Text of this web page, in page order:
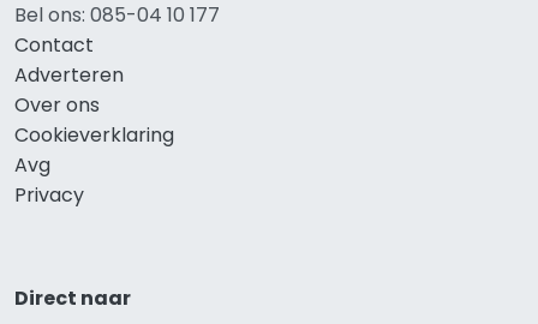
Bel ons: 085-04 10 177
Contact
Adverteren
Over ons
Cookieverklaring
Avg
Privacy
Direct naar